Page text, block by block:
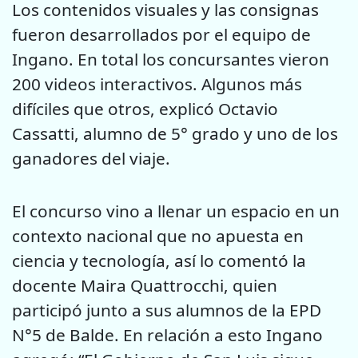
Los contenidos visuales y las consignas
fueron desarrollados por el equipo de
Ingano. En total los concursantes vieron
200 videos interactivos. Algunos más
difíciles que otros, explicó Octavio
Cassatti, alumno de 5° grado y uno de los
ganadores del viaje.
El concurso vino a llenar un espacio en un
contexto nacional que no apuesta en
ciencia y tecnología, así lo comentó la
docente Maira Quattrocchi, quien
participó junto a sus alumnos de la EPD
N°5 de Balde. En relación a esto Ingano